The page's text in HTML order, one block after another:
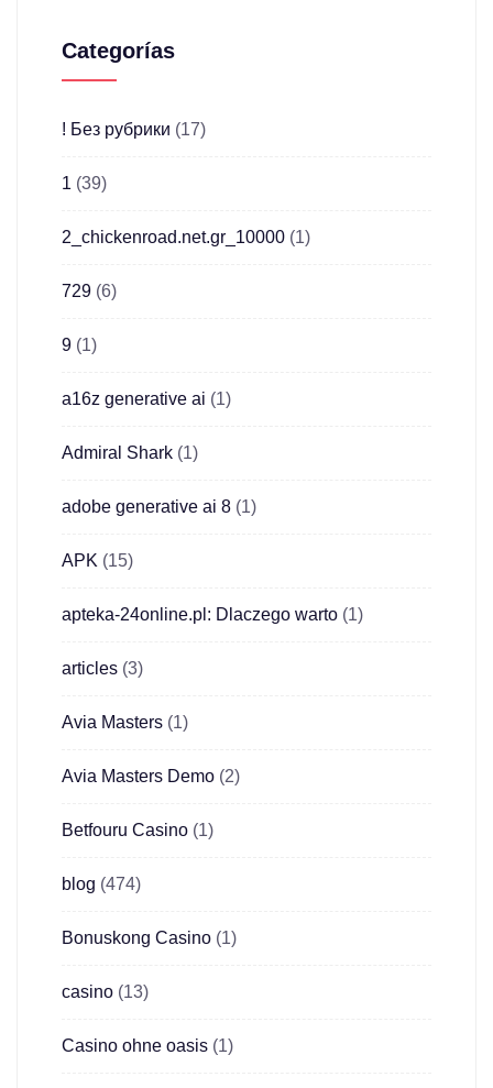
Categorías
! Без рубрики (17)
1 (39)
2_chickenroad.net.gr_10000 (1)
729 (6)
9 (1)
a16z generative ai (1)
Admiral Shark (1)
adobe generative ai 8 (1)
APK (15)
apteka-24online.pl: Dlaczego warto (1)
articles (3)
Avia Masters (1)
Avia Masters Demo (2)
Betfouru Casino (1)
blog (474)
Bonuskong Casino (1)
casino (13)
Casino ohne oasis (1)